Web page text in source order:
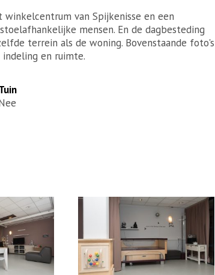
van Spijkenisse en een
mensen. En de dagbesteding
terrein als de woning. Bovenstaande foto's
en ruimte.